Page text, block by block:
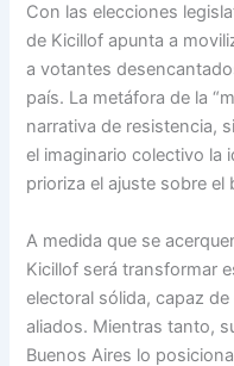
Con las elecciones
de Kicillof apunta a
a votantes
país. La metáfora de la
narrativa de resistencia,
el imaginario colectivo la
prioriza el ajuste sobre el
A medida que se
Kicillof será transformar
electoral sólida, capaz
aliados. Mientras tanto,
Buenos Aires lo